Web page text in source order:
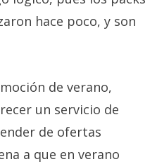
hace poco, y son
de verano,
un servicio de
de ofertas
a que en verano